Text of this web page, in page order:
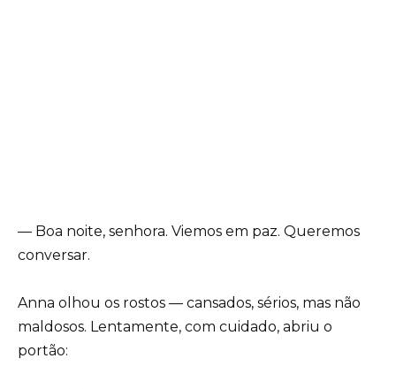
— Boa noite, senhora. Viemos em paz. Queremos
conversar.
Anna olhou os rostos — cansados, sérios, mas não
maldosos. Lentamente, com cuidado, abriu o
portão: